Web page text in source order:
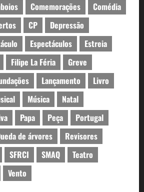
Comemorações
Comédia
CP
Depressão
Espectáculos
Estreia
Filipe La Féria
Greve
Lançamento
Livro
Música
Natal
Papa Peça
Portugal
de árvores
Revisores
SFRCI SMAQ
Teatro
Vento